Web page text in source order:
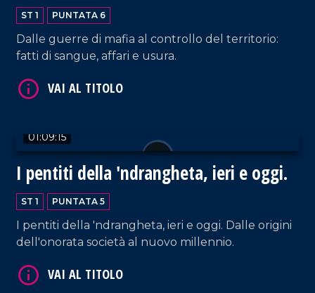
ST 1 PUNTATA 6
Dalle guerre di mafia al controllo del territorio:
fatti di sangue, affari e usura.
01:09:15
I pentiti della 'ndrangheta, ieri e oggi.
ST 1 PUNTATA 5
I pentiti della 'ndrangheta, ieri e oggi. Dalle origini
dell'onorata società al nuovo millennio.
VAI AL TITOLO